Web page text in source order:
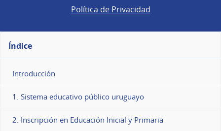
Política de Privacidad
Índice
Introducción
1. Sistema educativo público uruguayo
2. Inscripción en Educación Inicial y Primaria